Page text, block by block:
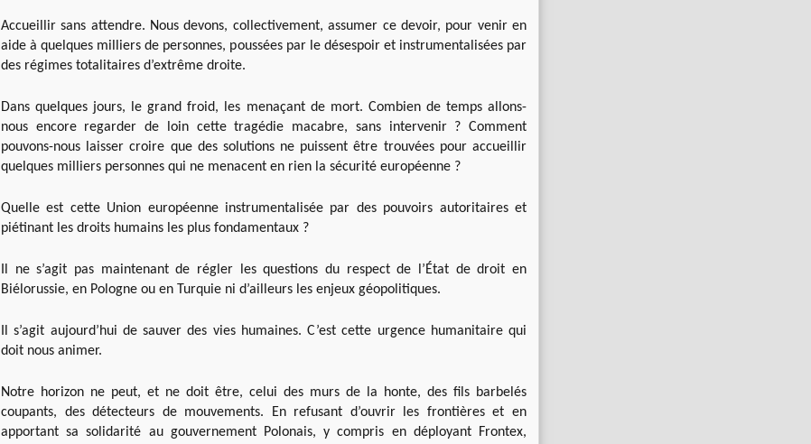
Accueillir sans attendre. Nous devons, collectivement, assumer ce devoir, pour venir en
aide à quelques milliers de personnes, poussées par le désespoir et instrumentalisées par
des régimes totalitaires d’extrême droite.
Dans quelques jours, le grand froid, les menaçant de mort. Combien de temps allons-
nous encore regarder de loin cette tragédie macabre, sans intervenir ? Comment
pouvons-nous laisser croire que des solutions ne puissent être trouvées pour accueillir
quelques milliers personnes qui ne menacent en rien la sécurité européenne ?
Quelle est cette Union européenne instrumentalisée par des pouvoirs autoritaires et
piétinant les droits humains les plus fondamentaux ?
Il ne s’agit pas maintenant de régler les questions du respect de l’État de droit en
Biélorussie, en Pologne ou en Turquie ni d’ailleurs les enjeux géopolitiques.
Il s’agit aujourd’hui de sauver des vies humaines. C’est cette urgence humanitaire qui
doit nous animer.
Notre horizon ne peut, et ne doit être, celui des murs de la honte, des fils barbelés
coupants, des détecteurs de mouvements. En refusant d’ouvrir les frontières et en
apportant sa solidarité au gouvernement Polonais, y compris en déployant Frontex,